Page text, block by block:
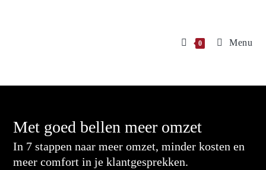
0 Menu
Met goed bellen meer omzet
In 7 stappen naar meer omzet, minder kosten en
meer comfort in je klantgesprekken.